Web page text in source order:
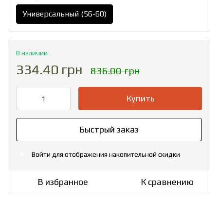
Универсальный (56-60)
В наличии
334.40 грн 836.00 грн
Купить
Быстрый заказ
Войти для отображения накопительной скидки
В избранное К сравнению